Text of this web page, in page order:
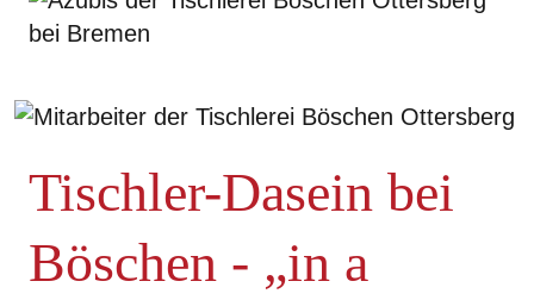
Tischler-Dasein bei
Böschen - „in a